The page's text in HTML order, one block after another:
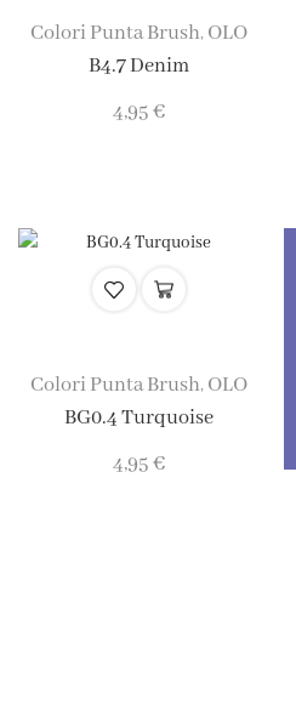
Colori Punta Brush, OLO
B4.7 Denim
4,95€
Colori Punta Brush, OLO
BG0.4 Turquoise
4,95€